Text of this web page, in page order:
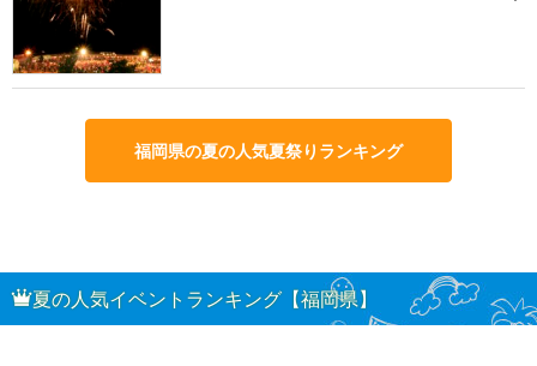
福岡県の夏の人気夏祭りランキング
夏の人気イベントランキング【福岡県】